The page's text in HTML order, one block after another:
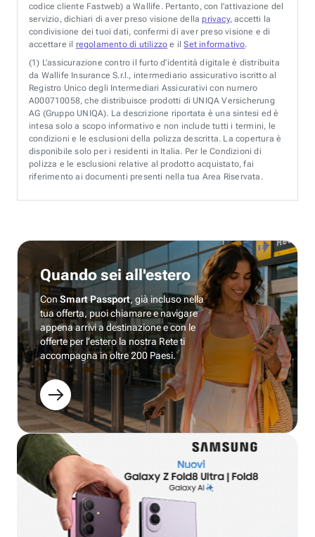
codice cliente Fastweb) a Wallife. Pertanto, con l’attivazione del
servizio, dichiari di aver preso visione della privacy, accetti la
condivisione dei tuoi dati, confermi di aver preso visione e di
accettare il regolamento di utilizzo e ilSet informativo.
(1) L’assicurazione contro il furto d’identità digitale è distribuita
da Wallife Insurance S.r.l., intermediario assicurativo iscritto al
Registro Unico degli Intermediari Assicurativi con numero
A000710058, che distribuisce prodotti di UNIQA Versicherung
AG (Gruppo UNIQA). La descrizione riportata è una sintesi ed è
intesa solo a scopo informativo e non include tutti i termini, le
condizioni e le esclusioni della polizza descritta. La copertura è
disponibile solo per i residenti in Italia. Per le Condizioni di
polizza e le esclusioni relative al prodotto acquistato, fai
riferimento ai documenti presenti nella tua Area Riservata.
Quando sei all'estero
ConSmart Passport, già incluso nella
tua offerta, puoi chiamare e navigare
appena arrivi a destinazione e con le
offerte per l’estero la nostra Rete ti
accompagna in oltre 200 Paesi.